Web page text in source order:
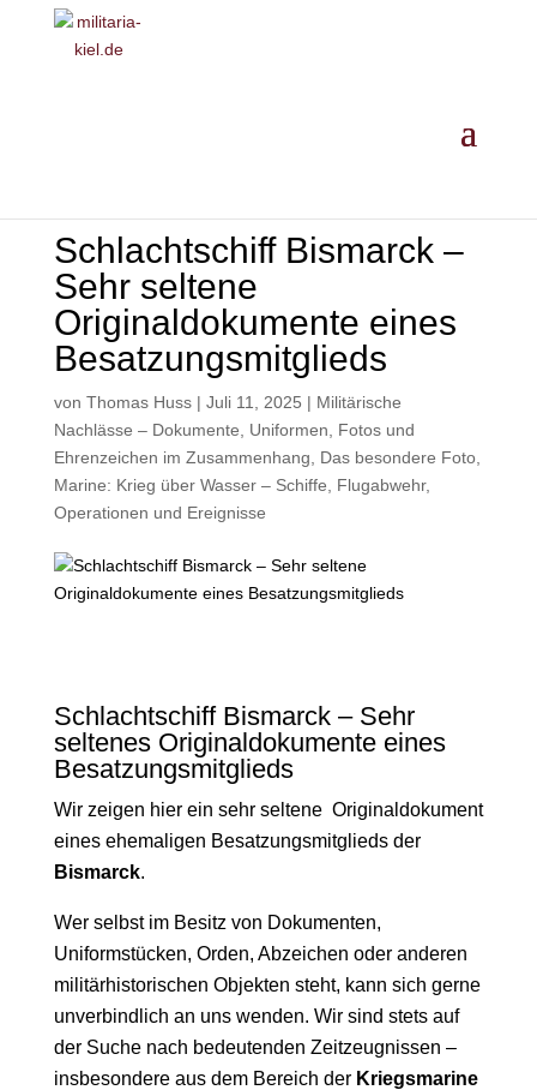
Schlachtschiff Bismarck –
Sehr seltene
Originaldokumente eines
Besatzungsmitglieds
von Thomas Huss| Juli 11, 2025 | Militärische
Nachlässe – Dokumente, Uniformen, Fotos und
Ehrenzeichen im Zusammenhang
Das besondere Foto,
Marine: Krieg über Wasser – Schiffe, Flugabwehr,
Operationen und Ereignisse
Schlachtschiff Bismarck – Sehr
seltenes Originaldokumente eines
Besatzungsmitglieds
Wir zeigen hier ein sehr seltene Originaldokument
eines ehemaligen Besatzungsmitglieds der
Bismarck.
Wer selbst im Besitz von Dokumenten,
Uniformstücken, Orden, Abzeichen oder anderen
militärhistorischen Objekten steht, kann sich gerne
unverbindlich an uns wenden. Wir sind stets auf
der Suche nach bedeutenden Zeitzeugnissen –
insbesondere aus dem Bereich der Kriegsmarine